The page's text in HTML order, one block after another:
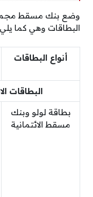
وضع بنك مسقط
البطاقات وهي كما
أنواع البطاقات
البطاقات
بطاقة لولو وبنك
مسقط الائتمانية